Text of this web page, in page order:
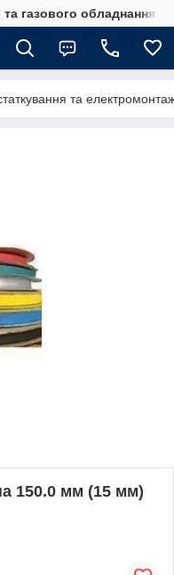
та газового обладнання,
та
150.0 мм (15 мм)